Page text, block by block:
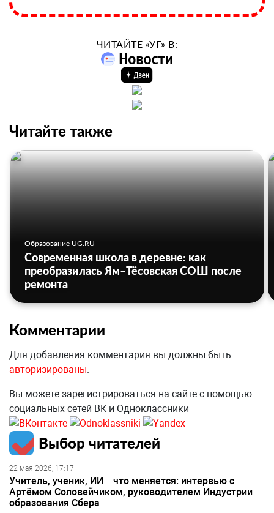
ЧИТАЙТЕ «УГ» В:
Читайте также
Образование UG.RU
Современная школа в деревне: как
преобразилась Ям–Тёсовская СОШ после
ремонта
Комментарии
Для добавления комментария вы должны быть
авторизированы.
Вы можете зарегистрироваться на сайте с помощью
социальных сетей ВК и Одноклассники
Выбор читателей
22 мая 2026, 17:17
Учитель, ученик, ИИ – что меняется: интервью с
Артёмом Соловейчиком, руководителем Индустрии
образования Сбера